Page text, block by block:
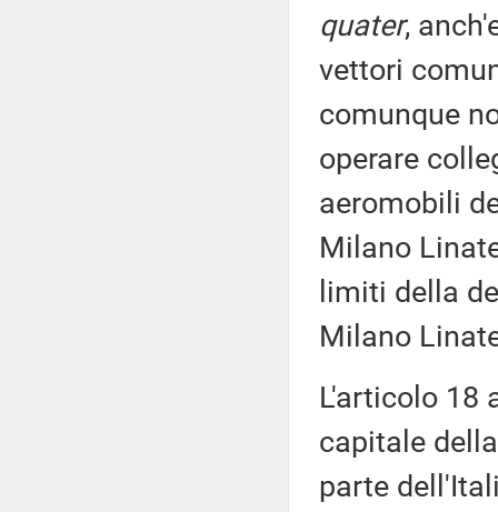
quater,
vettori
comunque
operare
aeromobili
Milano
limiti della
Milano
L'articolo 18
capitale
parte